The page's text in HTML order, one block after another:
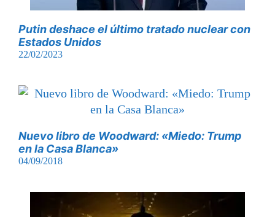
Putin deshace el último tratado nuclear con
Estados Unidos
22/02/2023
Nuevo libro de Woodward: «Miedo: Trump
en la Casa Blanca»
04/09/2018